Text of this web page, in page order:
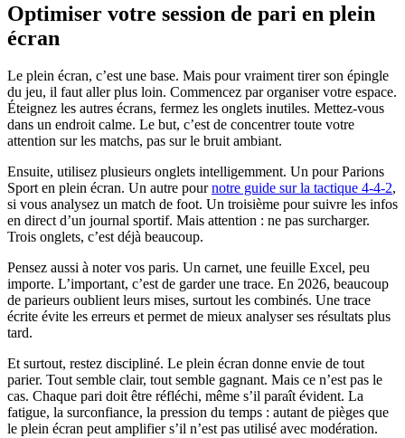
Optimiser votre session de pari en plein
écran
Le plein écran, c’est une base. Mais pour vraiment tirer son épingle
du jeu, il faut aller plus loin. Commencez par organiser votre espace.
Éteignez les autres écrans, fermez les onglets inutiles. Mettez-vous
dans un endroit calme. Le but, c’est de concentrer toute votre
attention sur les matchs, pas sur le bruit ambiant.
Ensuite, utilisez plusieurs onglets intelligemment. Un pour Parions
Sport en plein écran. Un autre pournotre guide sur la tactique 4-4-2,
si vous analysez un match de foot. Un troisième pour suivre les infos
en direct d’un journal sportif. Mais attention : ne pas surcharger.
Trois onglets, c’est déjà beaucoup.
Pensez aussi à noter vos paris. Un carnet, une feuille Excel, peu
importe. L’important, c’est de garder une trace. En 2026, beaucoup
de parieurs oublient leurs mises, surtout les combinés. Une trace
écrite évite les erreurs et permet de mieux analyser ses résultats plus
tard.
Et surtout, restez discipliné. Le plein écran donne envie de tout
parier. Tout semble clair, tout semble gagnant. Mais ce n’est pas le
cas. Chaque pari doit être réfléchi, même s’il paraît évident. La
fatigue, la surconfiance, la pression du temps : autant de pièges que
le plein écran peut amplifier s’il n’est pas utilisé avec modération.